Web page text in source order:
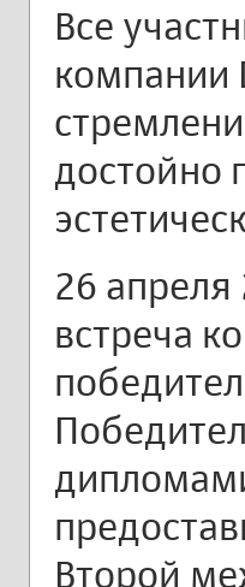
Все
компании
достойно
26 апреля
встреча
Второй